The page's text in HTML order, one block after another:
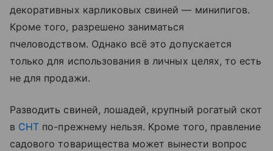
декоративных карликовых свиней — минипигов.
Кроме того, разрешено заниматься
пчеловодством. Однако всё это допускается
только для использования в личных целях, то есть
не для продажи.
Разводить свиней, лошадей, крупный рогатый скот
в СНТ по-прежнему нельзя. Кроме того, правление
садового товарищества может вынести вопрос